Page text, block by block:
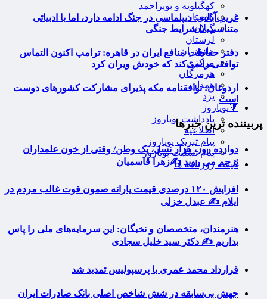
کهگیلویه و بویراحمد
گلستان
گیلان
لرستان
مازندران
مرکزی
هرمزگان
همدان
یزد
🔻پویاروز
یادداشت پویاروز
اطلاعیه
پیام تبریک پویاروز
پیام تسلیت پویاروز
گیشه روزنامه ها
غریب‌آبادی: دیپلماسی در جنگ ادامه دارد، اما با ادبیاتی
متناسب با شرایط جنگی
دفتر حفاظت منافع ایران در قاهره: ترامپ اکنون التماس
توافقی را می‌کند که خودش ویران کرد
اردوغان: توافقنامه مکه پذیرای مشارکت کشورهای دوست
است
پربیننده ترین خبرها
دوازده روز، هزار نسل، یک وطن/ وقتی از خون علمداران
پرچم می روید ✍️زهرا قاسمیان
افزایش ۱۲۰ درصدی قیمت یارانه صمون قوت غالب مردم در
ایلام ✍️ عبدل خزلی
هنرمندان، متخصصان و نخبگان: این سرمایه‌های ملی را پاس
بداریم ✍️ دکتر سید خلیل سجادی
قرارداد محمد عمری با پرسپولیس تمدید شد
جهش بی‌سابقه در شش شاخص اصلی بانک صادرات ایران